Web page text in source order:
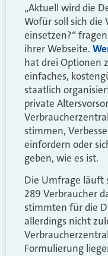
„Aktuell wird die
Wofür soll sich die
einsetzen?“
ihrer Webseite.
hat drei Optionen
einfaches,
staatlich
private
stimmen,
einfordern oder
geben, wie es ist.
Die Umfrage läuft
289 Verbraucher
stimmten für die
allerdings nicht
Formulierung